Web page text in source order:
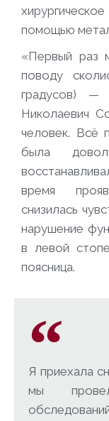
помощью
«Первый раз
поводу
градусов)
Николаевич
человек. Всё
была
время
снизилась
нарушение
в левой
поясница.
Я приехала
мы